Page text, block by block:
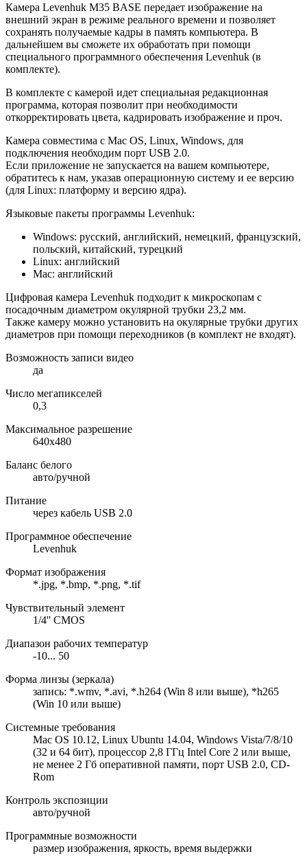
Камера Levenhuk M35 BASE передает изображение на
внешний экран в режиме реального времени и позволяет
сохранять получаемые кадры в память компьютера. В
дальнейшем вы сможете их обработать при помощи
специального программного обеспечения Levenhuk (в
комплекте).
В комплекте с камерой идет специальная редакционная
программа, которая позволит при необходимости
откорректировать цвета, кадрировать изображение и проч.
Камера совместима с Mac OS, Linux, Windows, для
подключения необходим порт USB 2.0.
Если приложение не запускается на вашем компьютере,
обратитесь к нам, указав операционную систему и ее версию
(для Linux: платформу и версию ядра).
Языковые пакеты программы Levenhuk:
Windows: русский, английский, немецкий, французский,
польский, китайский, турецкий
Linux: английский
Mac: английский
Цифровая камера Levenhuk подходит к микроскопам с
посадочным диаметром окулярной трубки 23,2 мм.
Также камеру можно установить на окулярные трубки других
диаметров при помощи переходников (в комплект не входят).
Возможность записи видео
да
Число мегапикселей
0,3
Максимальное разрешение
640x480
Баланс белого
авто/ручной
Питание
через кабель USB 2.0
Программное обеспечение
Levenhuk
Формат изображения
*.jpg, *.bmp, *.png, *.tif
Чувствительный элемент
1/4'' CMOS
Диапазон рабочих температур
-10... 50
Форма линзы (зеркала)
запись: *.wmv, *.avi, *.h264 (Win 8 или выше), *h265
(Win 10 или выше)
Системные требования
Mac OS 10.12, Linux Ubuntu 14.04, Windows Vista/7/8/10
(32 и 64 бит), процессор 2,8 ГГц Intel Core 2 или выше,
не менее 2 Гб оперативной памяти, порт USB 2.0, CD-
Rom
Контроль экспозиции
авто/ручной
Программные возможности
размер изображения, яркость, время выдержки